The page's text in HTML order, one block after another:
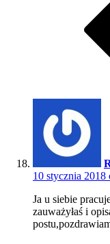
10 stycznia 2018
Ja u siebie
zauważyłaś i